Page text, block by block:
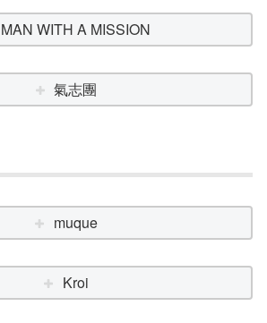
MAN WITH A MISSION
氣志團
muque
Kroi